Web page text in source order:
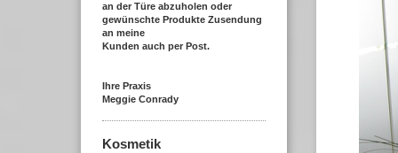
an der Türe abzuholen oder
gewünschte Produkte Zusendung
an meine
Kunden auch per Post.
Ihre Praxis
Meggie Conrady
Kosmetik